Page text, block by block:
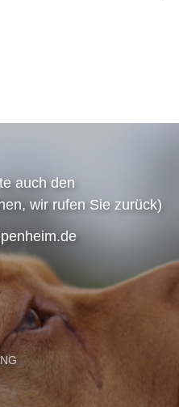
auch den
wir rufen Sie zurück)